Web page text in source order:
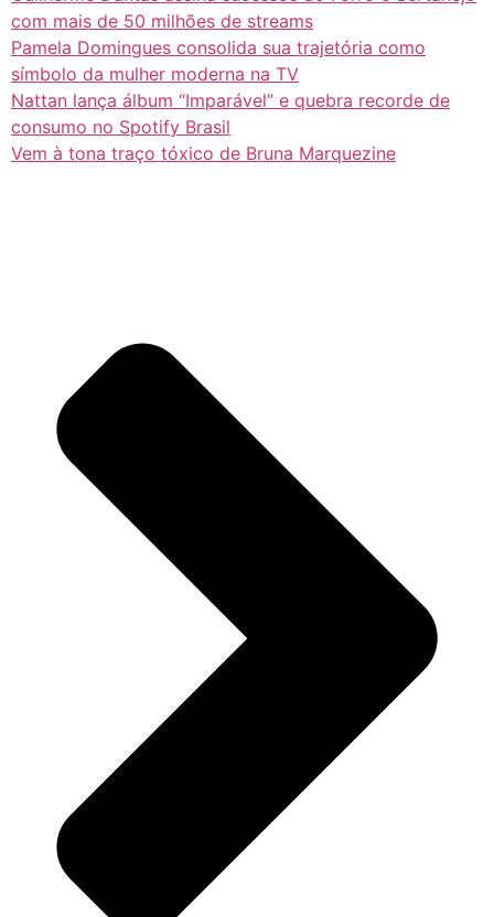
com mais de 50 milhões de streams
Pamela Domingues consolida sua trajetória como
símbolo da mulher moderna na TV
Nattan lança álbum “Imparável” e quebra recorde de
consumo no Spotify Brasil
Vem à tona traço tóxico de Bruna Marquezine